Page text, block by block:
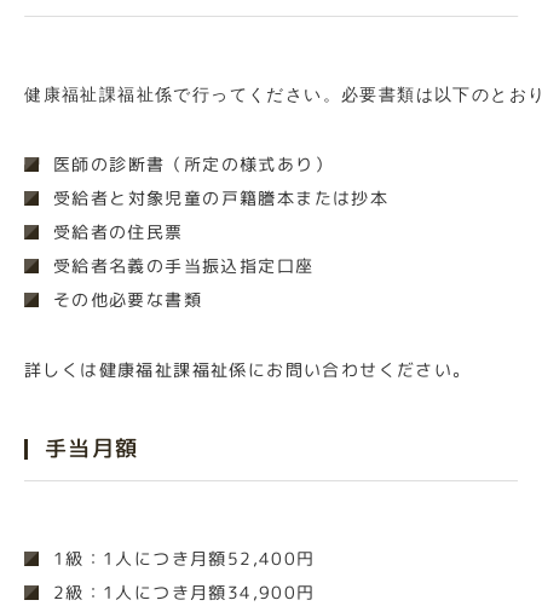
健康福祉課福祉係で行ってください。必要書類は以下のとお
医師の診断書（所定の様式あり）
受給者と対象児童の戸籍謄本または抄本
受給者の住民票
受給者名義の手当振込指定口座
その他必要な書類
詳しくは健康福祉課福祉係にお問い合わせください。
手当月額
1級：1人につき月額52,400円
2級：1人につき月額34,900円